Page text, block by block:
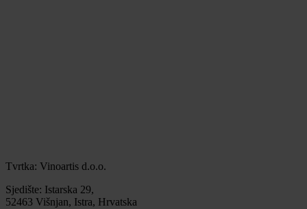
Tvrtka: Vinoartis d.o.o.
Sjedište: Istarska 29,
52463 Višnjan, Istra, Hrvatska